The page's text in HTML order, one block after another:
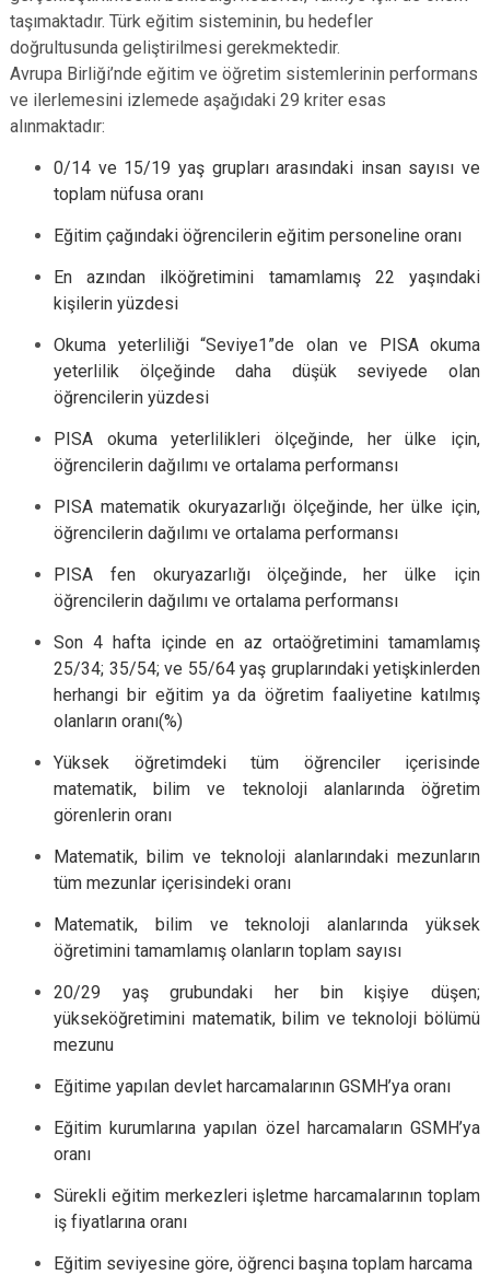
taşımaktadır. Türk eğitim sisteminin, bu hedefler
doğrultusunda geliştirilmesi gerekmektedir.
Avrupa Birliği’nde eğitim ve öğretim sistemlerinin performans
ve ilerlemesini izlemede aşağıdaki 29 kriter esas
alınmaktadır:
0/14 ve 15/19 yaş grupları arasındaki insan sayısı ve
toplam nüfusa oranı
Eğitim çağındaki öğrencilerin eğitim personeline oranı
En azından ilköğretimini tamamlamış 22 yaşındaki
kişilerin yüzdesi
Okuma yeterliliği “Seviye1”de olan ve PISA okuma
yeterlilik ölçeğinde daha düşük seviyede olan
öğrencilerin yüzdesi
PISA okuma yeterlilikleri ölçeğinde, her ülke için,
öğrencilerin dağılımı ve ortalama performansı
PISA matematik okuryazarlığı ölçeğinde, her ülke için,
öğrencilerin dağılımı ve ortalama performansı
PISA fen okuryazarlığı ölçeğinde, her ülke için
öğrencilerin dağılımı ve ortalama performansı
Son 4 hafta içinde en az ortaöğretimini tamamlamış
25/34; 35/54; ve 55/64 yaş gruplarındaki yetişkinlerden
herhangi bir eğitim ya da öğretim faaliyetine katılmış
olanların oranı(%)
Yüksek öğretimdeki tüm öğrenciler içerisinde
matematik, bilim ve teknoloji alanlarında öğretim
görenlerin oranı
Matematik, bilim ve teknoloji alanlarındaki mezunların
tüm mezunlar içerisindeki oranı
Matematik, bilim ve teknoloji alanlarında yüksek
öğretimini tamamlamış olanların toplam sayısı
20/29 yaş grubundaki her bin kişiye düşen;
yükseköğretimini matematik, bilim ve teknoloji bölümü
mezunu
Eğitime yapılan devlet harcamalarının GSMH’ya oranı
Eğitim kurumlarına yapılan özel harcamaların GSMH’ya
oranı
Sürekli eğitim merkezleri işletme harcamalarının toplam
iş fiyatlarına oranı
Eğitim seviyesine göre, öğrenci başına toplam harcama